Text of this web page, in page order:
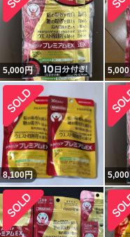
5,000円 5,000
8,100円 5,000